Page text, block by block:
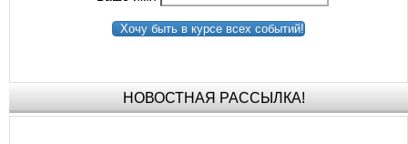
Хочу быть в курсе всех событий!
НОВОСТНАЯ РАССЫЛКА!